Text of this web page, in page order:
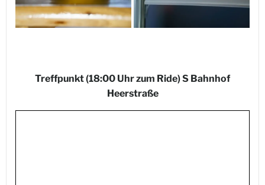
Treffpunkt (18:00 Uhr zum Ride) S Bahnhof
Heerstraße